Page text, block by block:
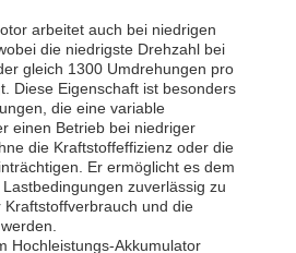
arbeitet auch bei niedrigen
die niedrigste Drehzahl bei
gleich 1300 Umdrehungen pro
Diese Eigenschaft ist besonders
die eine variable
einen Betrieb bei niedriger
die Kraftstoffeffizienz oder die
Er ermöglicht es dem
zuverlässig zu
und die
Hochleistungs-Akkumulator